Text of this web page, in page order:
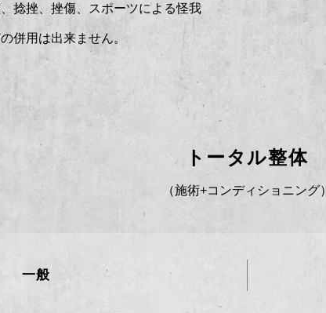
捻挫、挫傷、スポーツによる怪我
併用は出来ません。
トータル整体
（施術+コンディショニング）
一般